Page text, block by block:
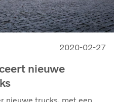
2020-02-27
nieuwe